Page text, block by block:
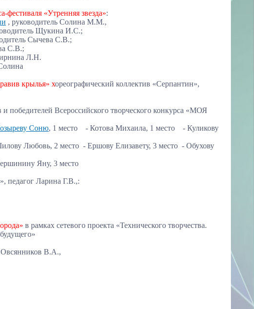
фестиваля «Утренняя звезда»:
, руководитель Солина М.М.,
Щукина И.С.;
Сычева С.В.;
С.В.;
Л.Н.
крылья» хореографический коллектив «Серпантин»,
Всероссийского творческого конкурса «МОЯ
Соню, 1 место - Котова Михаила, 1 место - Куликову
Любовь, 2 место - Ершову Елизавету, 3 место - Обухову
Яну, 3 место
педагог Ларина Г.В.,:
в рамках сетевого проекта «Технического творчества.
В.А.,